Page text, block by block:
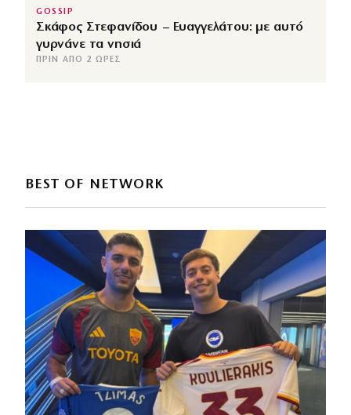
GOSSIP
Σκάφος Στεφανίδου – Ευαγγελάτου: με αυτό
γυρνάνε τα νησιά
ΠΡΙΝ ΑΠΌ 2 ΏΡΕΣ
BEST OF NETWORK